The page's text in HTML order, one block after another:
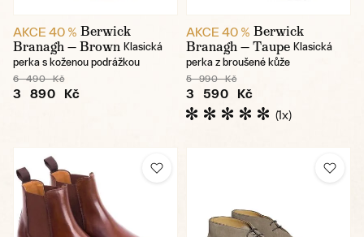
AKCE 40 % Berwick
Branagh — Brown Klasická
perka s koženou podrážkou
6 490 Kč
3 890 Kč
AKCE 40 % Berwick
Branagh — Taupe Klasická
perka z broušené kůže
5 990 Kč
3 590 Kč
(1x)